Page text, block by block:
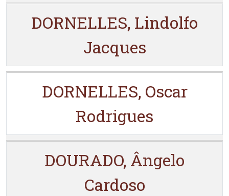
DORNELLES, Lindolfo
Jacques
DORNELLES, Oscar
Rodrigues
DOURADO, Ângelo
Cardoso